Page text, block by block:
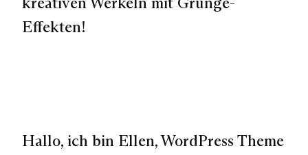
Effekten!
Hallo, ich bin Ellen, WordPress Theme